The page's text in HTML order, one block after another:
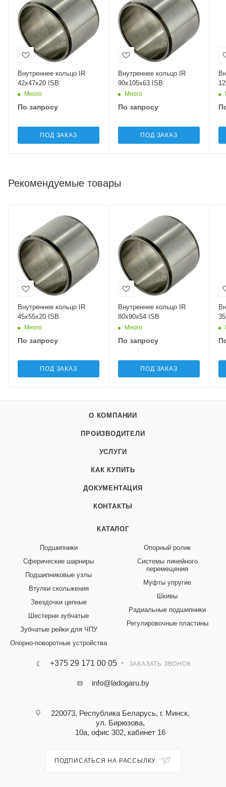
Внутреннее кольцо IR
42x47x20 ISB
Много
По запросу
ПОД ЗАКАЗ
Внутреннее кольцо IR
90x105x63 ISB
Много
По запросу
ПОД ЗАКАЗ
Рекомендуемые товары
Внутреннее кольцо IR
45x55x20 ISB
Много
По запросу
ПОД ЗАКАЗ
Внутреннее кольцо IR
80x90x54 ISB
Много
По запросу
ПОД ЗАКАЗ
О КОМПАНИИ
ПРОИЗВОДИТЕЛИ
УСЛУГИ
КАК КУПИТЬ
ДОКУМЕНТАЦИЯ
КОНТАКТЫ
КАТАЛОГ
Подшипники
Сферические шарниры
Подшипниковые узлы
Втулки скольжения
Звездочки цепные
Шестерни зубчатые
Зубчатые рейки для ЧПУ
Опорно-поворотные устройства
Опорный ролик
Системы линейного
перемещения
Муфты упругие
Шкивы
Радиальные подшипники
Регулировочные пластины
+375 29 171 00 05 ЗАКАЗАТЬ ЗВОНОК
info@ladogaru.by
220073, Республика Беларусь, г. Минск,
ул. Бирюзова,
10а, офис 302, кабинет 16
ПОДПИСАТЬСЯ НА РАССЫЛКУ